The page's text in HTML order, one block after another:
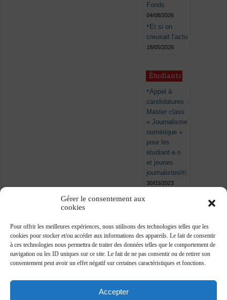
Gérer le consentement aux
cookies
Pour offrir les meilleures expériences, nous utilisons des technologies telles que les
cookies pour stocker et/ou accéder aux informations des appareils. Le fait de consentir
à ces technologies nous permettra de traiter des données telles que le comportement de
navigation ou les ID uniques sur ce site. Le fait de ne pas consentir ou de retirer son
consentement peut avoir un effet négatif sur certaines caractéristiques et fonctions.
Accepter
Fonds
04/08/2026
Et si on
creusait l’actu
18/05/2026
Étudiants
Appel à
candidatures :
Master class
« Journalisme
numérique »
pour les
étudiant·e·s
et jeunes
journalistes￼
30/03/2023